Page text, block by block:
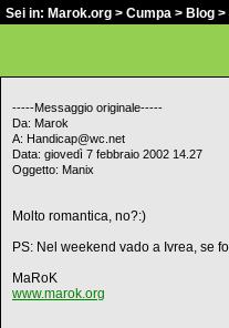
Sei in: Marok.org > Cumpa > Blog >
-----Messaggio originale-----
Da: Marok
A: Handicap@wc.net
Data: giovedì 7 febbraio 2002 14.27
Oggetto: Manix
Molto romantica, no?:)
PS: Nel weekend vado a Ivrea, se
MaRoK
www.marok.org